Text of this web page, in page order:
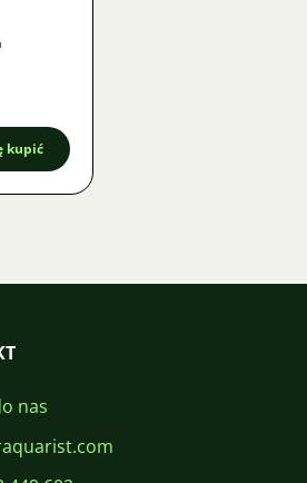
kupić
nas